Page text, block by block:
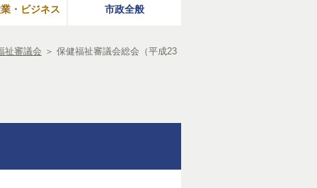
・ビジネス 市政全般
祉審議会 ＞ 保健福祉審議会総会（平成23